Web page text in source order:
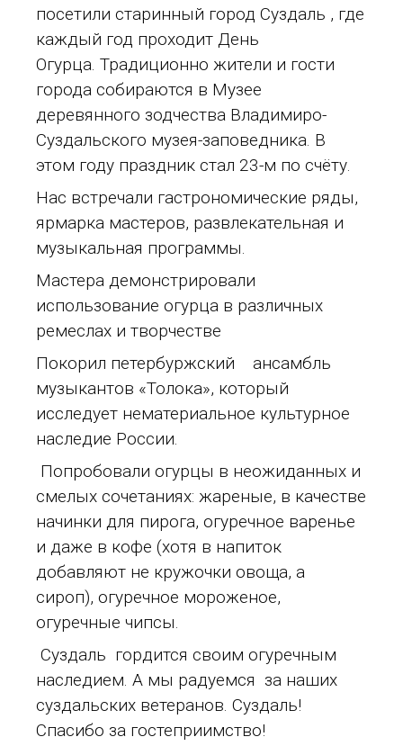
посетили старинный город Суздаль , где
каждый год проходит День
Огурца. Традиционно жители и гости
города собираются в Музее
деревянного зодчества Владимиро-
Суздальского музея-заповедника. В
этом году праздник стал 23-м по счёту.
Нас встречали гастрономические ряды,
ярмарка мастеров, развлекательная и
музыкальная программы.
Мастера демонстрировали
использование огурца в различных
ремеслах и творчестве
Покорил петербуржский ансамбль
музыкантов «Толока», который
исследует нематериальное культурное
наследие России.
Попробовали огурцы в неожиданных и
смелых сочетаниях: жареные, в качестве
начинки для пирога, огуречное варенье
и даже в кофе (хотя в напиток
добавляют не кружочки овоща, а
сироп), огуречное мороженое,
огуречные чипсы.
Суздаль гордится своим огуречным
наследием. А мы радуемся за наших
суздальских ветеранов. Суздаль!
Спасибо за гостеприимство!